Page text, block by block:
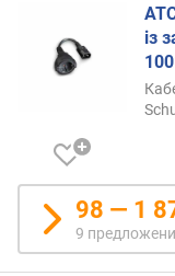
к
а
и
н
к
а
м
и
із
98 — 1
9